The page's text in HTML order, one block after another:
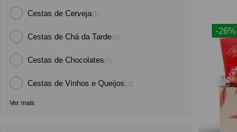
Cestas de Cerveja(1)
Cestas de Chá da Tarde(2)
Cestas de Chocolates(6)
Cestas de Vinhos e Queijos(3)
Ver mais
-26%